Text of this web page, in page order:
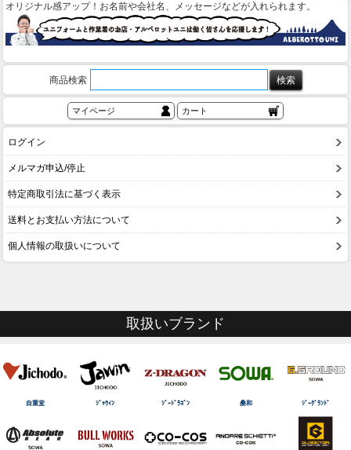
オリジナル感アップ！お名前や会社名、メッセージなどが入れられます。
商品検索
マイページ カート
ログイン
メルマガ申込/停止
特定商取引法に基づく表示
送料とお支払い方法について
個人情報の取扱いについて
取扱いブランド
自重堂 ｼﾞｬｳｨﾝ ｼﾞｰﾄﾞﾗｺﾞﾝ 桑和 ｼﾞｰｸﾞﾗﾝﾄﾞ